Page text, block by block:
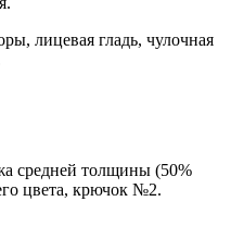
лицевая гладь, чулочная
средней толщины (50%
цвета, крючок №2.